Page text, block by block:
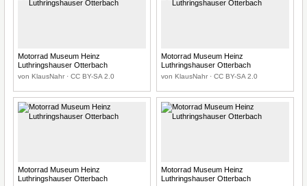
Motorrad Museum Heinz
Luthringshauser Otterbach
von KlausNahr · CC BY-SA 2.0
Motorrad Museum Heinz
Luthringshauser Otterbach
von KlausNahr · CC BY-SA 2.0
Motorrad Museum Heinz
Luthringshauser Otterbach
Motorrad Museum Heinz
Luthringshauser Otterbach